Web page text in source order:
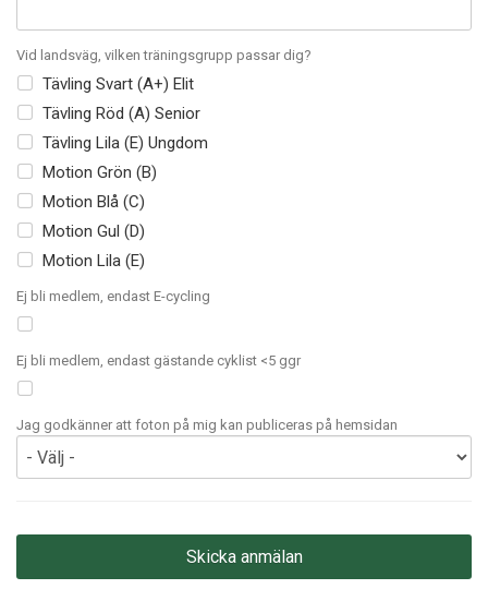
Vid landsväg, vilken träningsgrupp passar dig?
Tävling Svart (A+) Elit
Tävling Röd (A) Senior
Tävling Lila (E) Ungdom
Motion Grön (B)
Motion Blå (C)
Motion Gul (D)
Motion Lila (E)
Ej bli medlem, endast E-cycling
Ej bli medlem, endast gästande cyklist <5 ggr
Jag godkänner att foton på mig kan publiceras på hemsidan